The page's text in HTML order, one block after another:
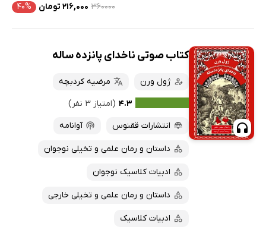
۳۶۰۰۰۰ ۲۱۶,۰۰۰ تومان ۴۰%
کتاب صوتی ناخدای پانزده ساله
ژول ورن
مرضیه کردبچه
۴.۳ (امتیاز ۳ نفر)
انتشارات ققنوس
آوانامه
داستان و رمان علمی و تخیلی نوجوان
ادبیات کلاسیک نوجوان
داستان و رمان علمی و تخیلی خارجی
ادبیات کلاسیک